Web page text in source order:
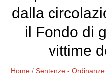
dalla
il Fondo di
vittime
Home /Sentenze - Ordinanze